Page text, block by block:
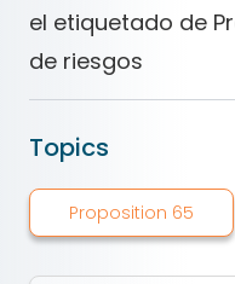
el etiquetado de
de riesgos
Topics
Proposition 65